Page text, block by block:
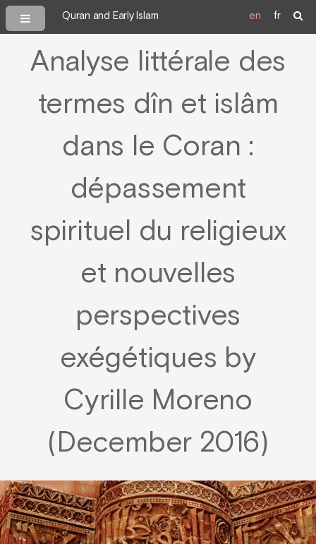
Quran and Early Islam en fr
Analyse littérale des
termes dîn et islâm
dans le Coran :
dépassement
spirituel du religieux
et nouvelles
perspectives
exégétiques by
Cyrille Moreno
(December 2016)